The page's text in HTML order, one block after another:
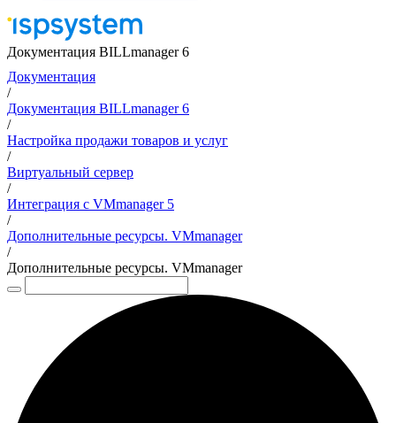
Документация BILLmanager 6
Документация
/
Документация BILLmanager 6
/
Настройка продажи товаров и услуг
/
Виртуальный сервер
/
Интеграция с VMmanager 5
/
Дополнительные ресурсы. VMmanager
/
Дополнительные ресурсы. VMmanager